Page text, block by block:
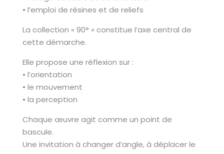
• l’emploi de résines et de reliefs
La collection « 90° » constitue l’axe central de
cette démarche.
Elle propose une réflexion sur :
• l’orientation
• le mouvement
• la perception
Chaque œuvre agit comme un point de
bascule.
Une invitation à changer d’angle, à déplacer le